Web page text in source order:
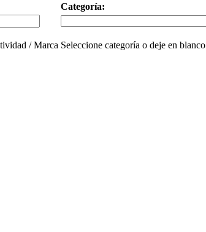
Categoría:
/ Marca Seleccione categoría o deje en blanco